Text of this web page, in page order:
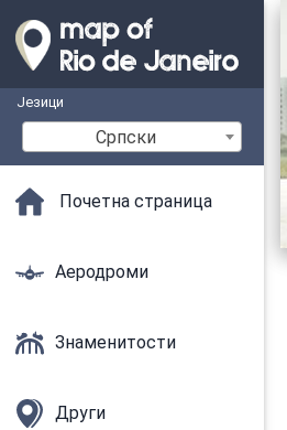
Језици
Српски
Почетна страница
Аеродроми
Знаменитости
Други